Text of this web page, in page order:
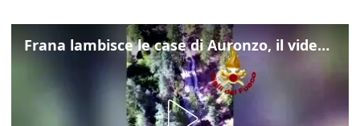
Frana lambisce le case di Auronzo, il video dall'elicottero dei vigili del fuoco